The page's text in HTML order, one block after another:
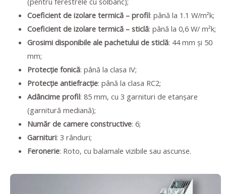
Coeficient de izolare termică – profil: până la 1.1 W/m²k;
Coeficient de izolare termică – sticlă: până la 0,6 W/ m²k;
Grosimi disponibile ale pachetului de sticlă: 44 mm și 50
mm;
Protecție fonică: până la clasa IV;
Protecție antiefracție: până la clasa RC2;
Adâncime profil: 85 mm, cu 3 garnituri de etanșare
(garnitură mediană);
Număr de camere constructive: 6;
Garnituri: 3 rânduri;
Feronerie: Roto, cu balamale vizibile sau ascunse.